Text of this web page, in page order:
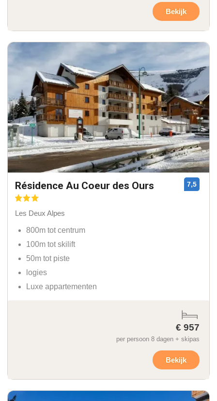
Bekijk
Résidence Au Coeur des Ours
Les Deux Alpes
800m tot centrum
100m tot skilift
50m tot piste
logies
Luxe appartementen
7,5
€ 957
per persoon 8 dagen + skipas
Bekijk